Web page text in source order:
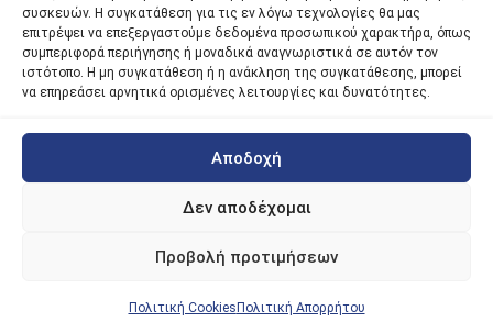
συσκευών. Η συγκατάθεση για τις εν λόγω τεχνολογίες θα μας
επιτρέψει να επεξεργαστούμε δεδομένα προσωπικού χαρακτήρα, όπως
συμπεριφορά περιήγησης ή μοναδικά αναγνωριστικά σε αυτόν τον
ιστότοπο. Η μη συγκατάθεση ή η ανάκληση της συγκατάθεσης, μπορεί
να επηρεάσει αρνητικά ορισμένες λειτουργίες και δυνατότητες.
Αποδοχή
Δεν αποδέχομαι
Προβολή προτιμήσεων
Πολιτική Cookies Πολιτική Απορρήτου
παγίων ισχυουσών διατάξεων. Για την αποφυγή συνωστισμού
εντός του εσωτερικού χώρου εξυπηρέτησης και αναμονής του
κοινού, η εξυπηρέτησή του δύναται να πραγματοποιείται κατόπιν
προγραμματισμένου ραντεβού.
| iky.gr | All Rights Reserved
Designed and Developed by ACM Digital